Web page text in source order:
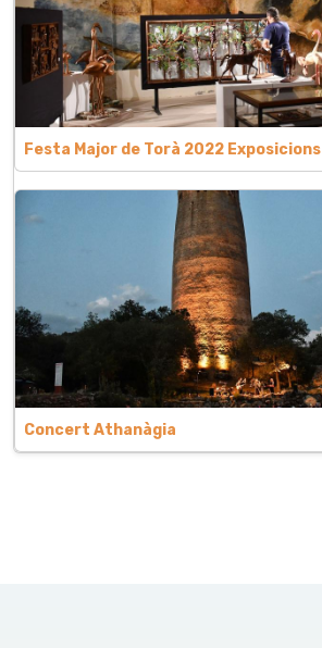
Festa Major de Torà 2022 Exposicions
Concert Athanàgia